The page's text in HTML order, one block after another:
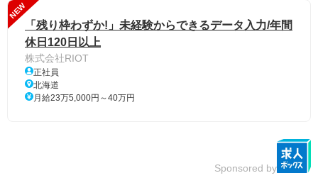
NEW
「残り枠わずか!」未経験からできるデータ入力/年間
休日120日以上
株式会社RIOT
正社員
北海道
月給23万5,000円～40万円
Sponsored by